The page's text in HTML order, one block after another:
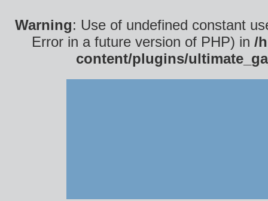
Warning: Use of undefined constant
Error in a future version of PHP) in /
content/plugins/